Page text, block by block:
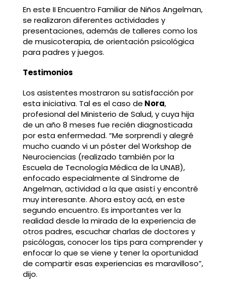
En este II Encuentro Familiar de Niños Angelman,
se realizaron diferentes actividades y
presentaciones, además de talleres como los
de musicoterapia, de orientación psicológica
para padres y juegos.
Testimonios
Los asistentes mostraron su satisfacción por
esta iniciativa. Tal es el caso de Nora,
profesional del Ministerio de Salud, y cuya hija
de un año 8 meses fue recién diagnosticada
por esta enfermedad. “Me sorprendí y alegré
mucho cuando vi un póster del Workshop de
Neurociencias (realizado también por la
Escuela de Tecnología Médica de la UNAB),
enfocado especialmente al Síndrome de
Angelman, actividad a la que asistí y encontré
muy interesante. Ahora estoy acá, en este
segundo encuentro. Es importantes ver la
realidad desde la mirada de la experiencia de
otros padres, escuchar charlas de doctores y
psicólogas, conocer los tips para comprender y
enfocar lo que se viene y tener la oportunidad
de compartir esas experiencias es maravilloso”,
dijo.